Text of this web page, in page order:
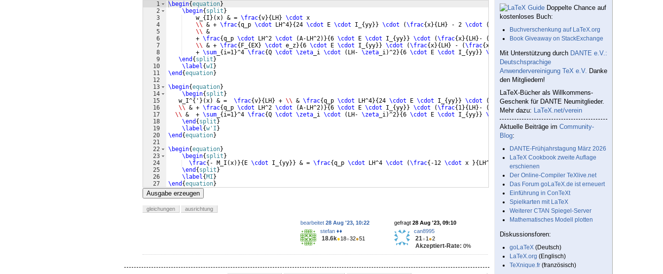
1
2
3
4
5
6
7
8
9
10
11
12
13
14
15
16
17
18
19
20
21
22
23
24
25
26
27
\begin{equation}
\begin{ split }
    w_
{ I } (x) & = \frac{v}{ LH } \cdot x
\\ & + \frac{q_p \cdot LH^4}{24 \cdot E \cdot I_ {yy}} \cdot (\frac{x}{ LH } - 2 \cdot (
\\ &
    +
\frac{q_p \cdot LH^2 \cdot (A-LH^2)}{6 \cdot E \cdot I_ {yy}} \cdot (\frac{x}{ LH } - ( \frac x}{LH})^3)
\\ & + \frac{ F_ { EX} \cdot e_z}{6 \cdot E \cdot I_ {yy}} \cdot (\frac{x}{ LH } - (\frac{x
    +
\sum { i=1}^4 \frac{Q \cdot \zeta _i \cdot ( LH- \zeta _i)^2}{6 \cdot E \cdot I_ {yy}} \cdot ( 1+\frac{LH}{(LH - \zeta_i )})
\end { split }
\label{wI }
\end {equation}
\begin{equation}
\begin{ split }
   w_I^
{ ' } (x) & = \frac{v}{ LH } + \\ & \frac{q_p \cdot LH^4}{24 \cdot E \cdot I_ {yy}} \cdot ( \frac{1}{LH} - 6 \cdot (\frac{x^2
\\ & + \frac{q_p \cdot LH^2 \cdot (A-LH^2)}{6 \cdot E \cdot I_ {yy}} \cdot (\frac{ 1}{ LH } - ( \frac{3\cdot x^2}{ LH^3})) \\
\\ &  + \sum { i=1}^4 \frac{Q \cdot \zeta _i \cdot ( LH- \zeta _i)^2}{6 \cdot E \cdot I_ {yy}} \cdot ( 1+\frac {LH }{( LH - \zeta
\end { split }
\label{w'I }
\end {equation}
\begin{equation}
\begin{ split }
\frac{ - M_I (x)}{ E \cdot I_ {yy}} & = \frac{q_p \cdot LH^4 \cdot (\frac{ -12 \cdot x }{ LH^3 \frac {
\end { split }
\label{ MI }
\end {equation}
Ausgabe erzeugen
gleichungen ausrichtung
gefragt 28 Aug '23, 09:10
can8995
21●1 ●2
Akzeptiert-Rate: 0%
bearbeitet 28 Aug '23, 10:22
stefan ♦♦
18.6k●18●32●51
Doppelte Chance auf
kostenloses Buch:
Buchverschenkung auf LaTeX.org
Book Giveaway on StackExchange
Mit Unterstützung durch DANTE e.V.:
Deutschsprachige
Anwendervereinigung TeX e.V. Danke
den Mitgliedern!
LaTeX-Bücher als Willkommens-
Geschenk für DANTE Neumitglieder.
Mehr dazu: LaTeX.net/verein
Aktuelle Beiträge im Community-
Blog:
DANTE-Frühjahrstagung März 2026
LaTeX Cookbook zweite Auflage
erschienen
Der Online-Compiler TeXlive.net
Das Forum goLaTeX.de ist erneuert
Einführung in ConTeXt
Spielkarten mit LaTeX
Weiterer CTAN Spiegel-Server
Mathematisches Modell plotten
Diskussionsforen:
goLaTeX (Deutsch)
LaTeX.org (Englisch)
TeXnique.fr (französisch)